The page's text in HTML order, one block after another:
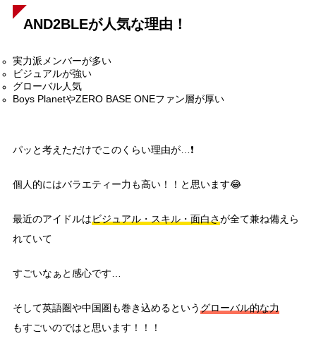
AND2BLEが人気な理由！
実力派メンバーが多い
ビジュアルが強い
グローバル人気
Boys PlanetやZERO BASE ONEファン層が厚い
パッと考えただけでこのくらい理由が…❗
個人的にはバラエティー力も高い！！と思います😂
最近のアイドルはビジュアル・スキル・面白さが全て兼ね備えら
れていて
すごいなぁと感心です…
そして英語圏や中国圏も巻き込めるという グローバル的な力
もすごいのではと思います！！！